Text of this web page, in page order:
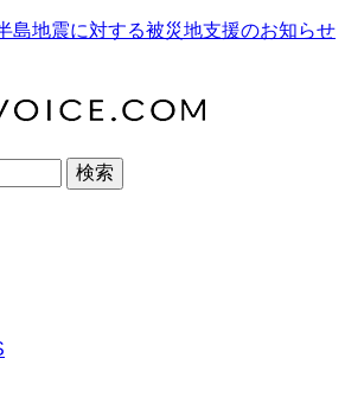
島地震に対する被災地支援のお知らせ
検索